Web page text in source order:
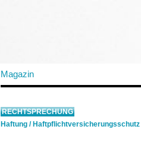
Magazin
RECHTSPRECHUNG
Haftung / Haftpflichtversicherungsschutz